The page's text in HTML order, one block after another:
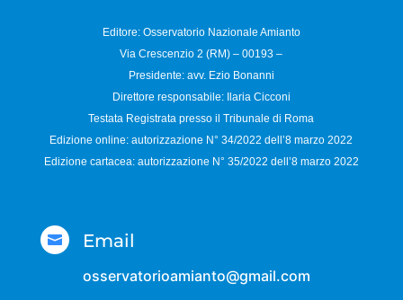
Editore: Osservatorio Nazionale Amianto
Via Crescenzio 2 (RM) – 00193 –
Presidente: avv. Ezio Bonanni
Direttore responsabile: Ilaria Cicconi
Testata Registrata presso il Tribunale di Roma
Edizione online: autorizzazione N°34/2022 dell’8 marzo 2022
Edizione cartacea: autorizzazione N° 35/2022 dell’8 marzo 2022
 Email
osservatorioamianto@gmail.com